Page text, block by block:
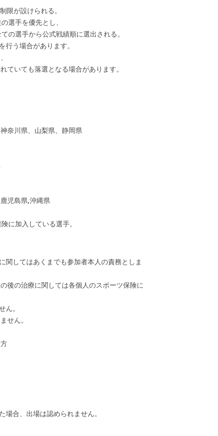
限が設けられる。
選手を優先とし、
の選手から公式戦績順に選出される。
う場合があります。
ていても落選となる場合があります。
奈川県、山梨県、静岡県
児島県,沖縄県
に加入している選手。
してはあくまでも参加者本人の責務としま
後の治療に関しては各個人のスポーツ保険に
。
せん。
合、出場は認められません。